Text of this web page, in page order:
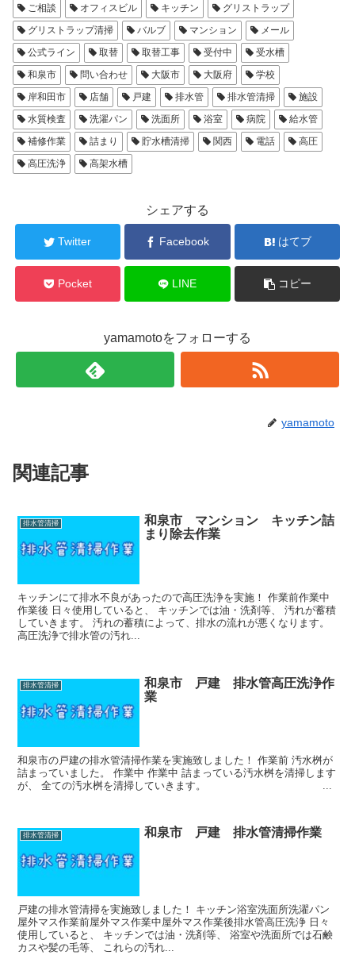
ご相談 オフィスビル キッチン
グリストラップ
グリストラップ清掃
バルブ マンション
メール
公式ライン
取替 取替工事 受付中
受水槽
和泉市
問い合わせ 大阪市 大阪府
学校
岸和田市
店舗 戸建 排水管 排水管清掃
施設
水質検査
洗濯パン 洗面所 浴室 病院
給水管
補修作業
詰まり 貯水槽清掃 関西 電話
高圧
高圧洗浄
高架水槽
シェアする
Twitter Facebook はてブ
Pocket LINE コピー
yamamotoをフォローする
yamamoto
関連記事
排水管清掃
和泉市 マンション キッチン詰
まり除去作業
キッチンにて排水不良があったので高圧洗浄を実施！ 作業前作業中
作業後 日々使用していると、 キッチンでは油・洗剤等、 汚れが蓄積
していきます。 汚れの蓄積によって、排水の流れが悪くなります。
高圧洗浄で排水管の汚れ...
排水管清掃
和泉市 戸建 排水管高圧洗浄作
業
和泉市の戸建の排水管清掃作業を実施致しました！ 作業前 汚水桝が
詰まっていました。 作業中 作業中 詰まっている汚水桝を清掃します
が、 全ての汚水桝を清掃していきます。 ...
排水管清掃 和泉市 戸建 排水管清掃作業
戸建の排水管清掃を実施致しました！ キッチン浴室洗面所洗濯パン
屋外マス作業前屋外マス作業中屋外マス作業後排水管高圧洗浄 日々
使用していると、 キッチンでは油・洗剤等、 浴室や洗面所では石鹸
カスや髪の毛等、 これらの汚れ...